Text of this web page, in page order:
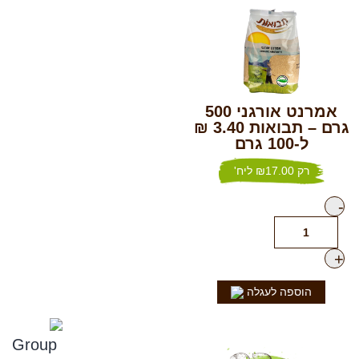
אמרנט אורגני 500
גרם – תבואות 3.40 ₪
רק ₪17.00 ליח'
הוספה לעגלה